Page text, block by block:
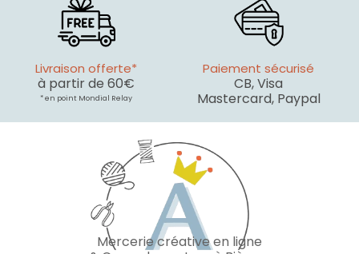
Livraison offerte*
à partir de 60€
* en point Mondial Relay
Paiement sécurisé
CB, Visa
Mastercard, Paypal
Mercerie créative en ligne